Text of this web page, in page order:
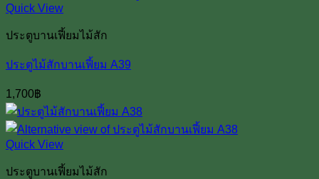
Quick View
ประตูบานเฟี้ยมไม้สัก
ประตูไม้สักบานเฟี้ยม A39
1,700฿
Quick View
ประตูบานเฟี้ยมไม้สัก